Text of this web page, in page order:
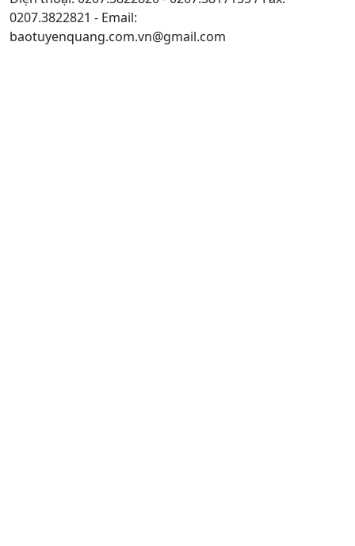
0207.3822821 - Email:
baotuyenquang.com.vn@gmail.com